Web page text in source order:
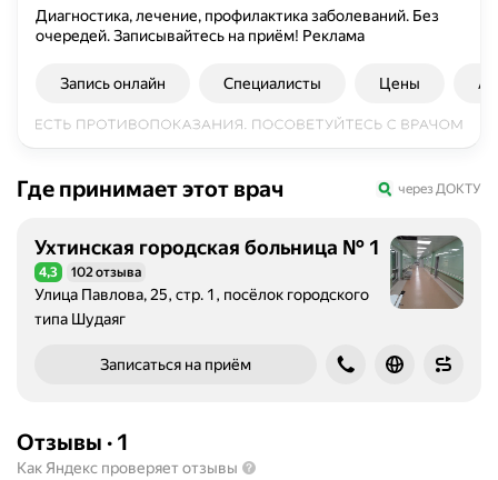
Диагностика, лечение, профилактика заболеваний. Без
очередей. Записывайтесь на приём! Реклама
Запись онлайн Специалисты Цены
Где принимает этот врач через ДОКТУ
Ухтинская городская больница № 1
Рейтинг 4,3 из 5
4,3 102 отзыва
Улица Павлова, 25, стр. 1, посёлок городского
типа Шудаяг
Записаться на приём
Отзывы · 1
Как Яндекс проверяет отзывы